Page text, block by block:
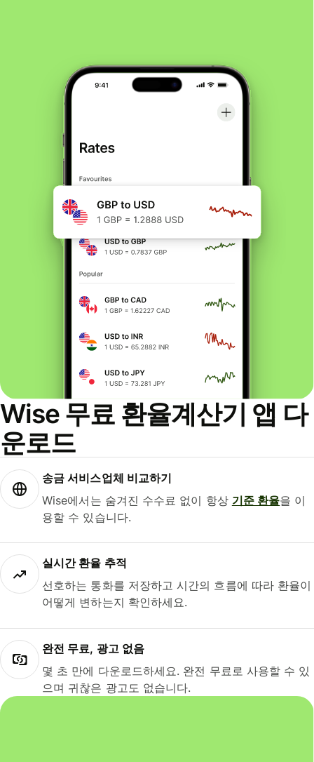
Wise 무료 환율계산기 앱 다
운로드
송금 서비스업체 비교하기
Wise에서는 숨겨진 수수료 없이 항상 기준 환율을 이
용할 수 있습니다.
실시간 환율 추적
선호하는 통화를 저장하고 시간의 흐름에 따라 환율이
어떻게 변하는지 확인하세요.
완전 무료, 광고 없음
몇 초 만에 다운로드하세요. 완전 무료로 사용할 수 있
으며 귀찮은 광고도 없습니다.